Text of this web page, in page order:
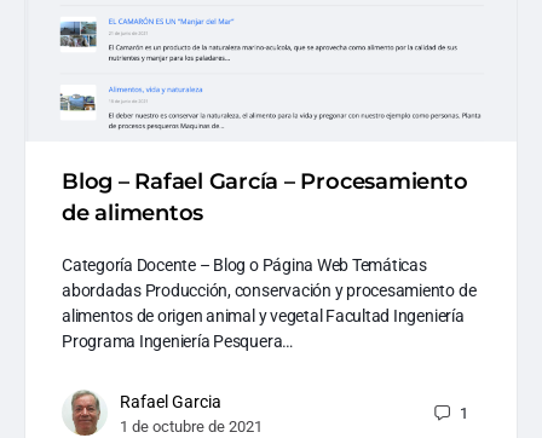
Blog – Rafael García – Procesamiento
de alimentos
Categoría Docente – Blog o Página Web Temáticas
abordadas Producción, conservación y procesamiento de
alimentos de origen animal y vegetal Facultad Ingeniería
Programa Ingeniería Pesquera…
Rafael Garcia
1 de octubre de 2021
1